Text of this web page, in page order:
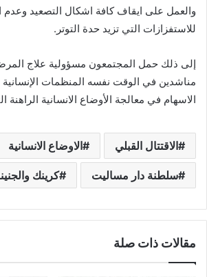
والعمل على ايقاف كافة اشكال التصعيد وعدم
للاستفزازات التي تزيد حدة التوتر.
إلى ذلك حمل المجتمعون مسؤولية علاج
مناشدين في الوقت نفسه المنظمات الإنسانية
الاسهام في معالجة الأوضاع الانسانية الراهنة
الاقتتال القبلي الاوضاع الانسانية
سلطنة دار مساليت كرينك
مقالات ذات صلة